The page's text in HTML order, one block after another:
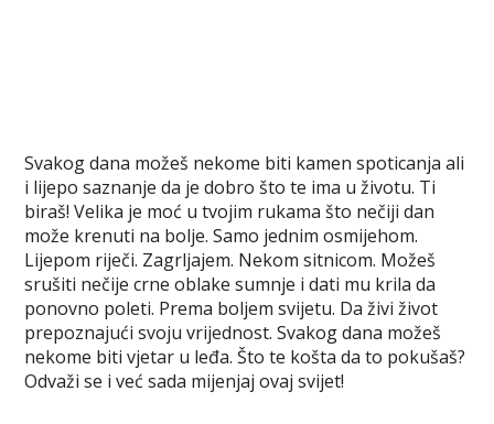
Svakog dana možeš nekome biti kamen spoticanja ali
i lijepo saznanje da je dobro što te ima u životu. Ti
biraš! Velika je moć u tvojim rukama što nečiji dan
može krenuti na bolje. Samo jednim osmijehom.
Lijepom riječi. Zagrljajem. Nekom sitnicom. Možeš
srušiti nečije crne oblake sumnje i dati mu krila da
ponovno poleti. Prema boljem svijetu. Da živi život
prepoznajući svoju vrijednost. Svakog dana možeš
nekome biti vjetar u leđa. Što te košta da to pokušaš?
Odvaži se i već sada mijenjaj ovaj svijet!